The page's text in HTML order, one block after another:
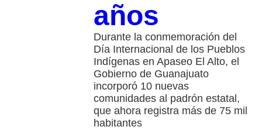
años
Durante la conmemoración del
Día Internacional de los Pueblos
Indígenas en Apaseo El Alto, el
Gobierno de Guanajuato
incorporó 10 nuevas
comunidades al padrón estatal,
que ahora registra más de 75 mil
habitantes